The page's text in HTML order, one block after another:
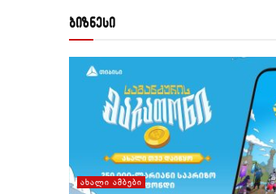
ბიზნესი
ᲐᲮᲐᲚᲘ ᲐᲛᲑᲔᲑᲘ